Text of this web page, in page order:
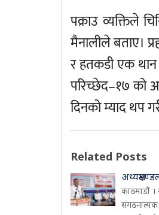
पक्राउ व्यक्तिले
मैनालीले बताए।
र हतकडी एक थान
परिच्छेद–१७ को
दिनको म्याद थप
Related Posts
काठमाडौं
संगठनात्मक